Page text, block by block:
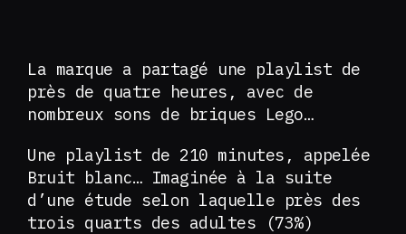
La marque a partagé une playlist de
près de quatre heures, avec de
nombreux sons de briques Lego…
Une playlist de 210 minutes, appelée
Bruit blanc… Imaginée à la suite
d’une étude selon laquelle près des
trois quarts des adultes (73%)